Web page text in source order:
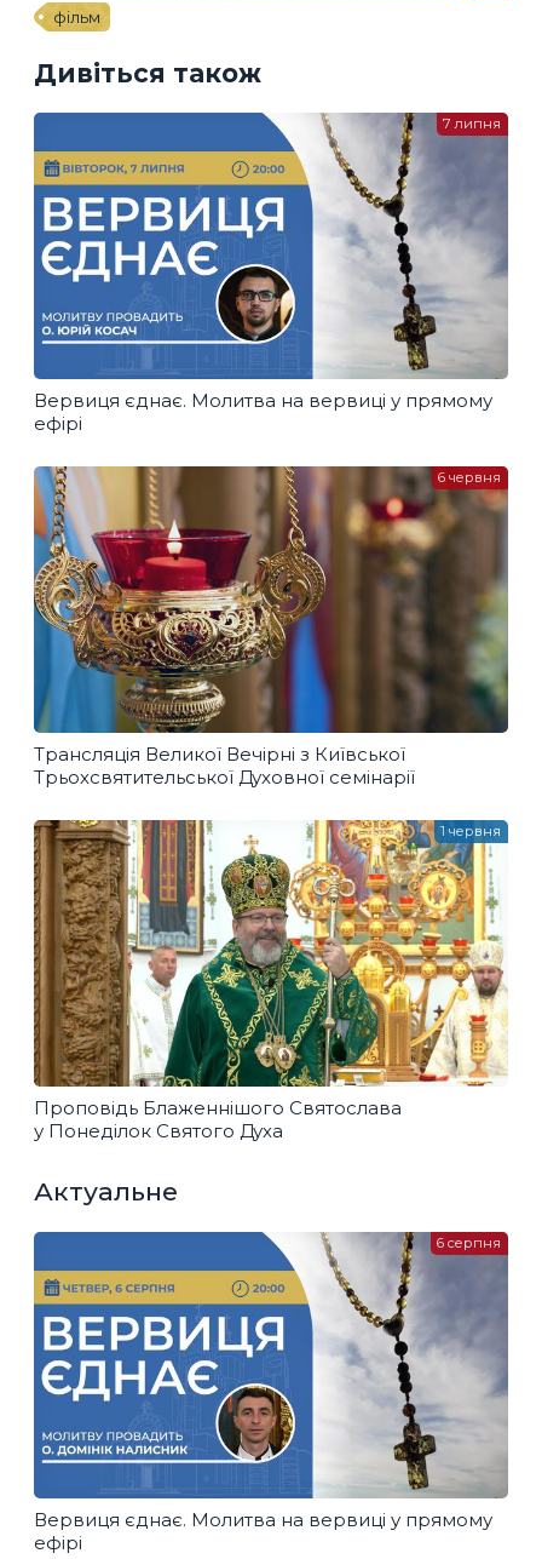
фільм
Дивіться також
Вервиця єднає. Молитва на вервиці у прямому
ефірі
7 липня
Трансляція Великої Вечірні з Київської
Трьохсвятительської Духовної семінарії
6 червня
Проповідь Блаженнішого Святослава
у Понеділок Святого Духа
1 червня
Актуальне
Вервиця єднає. Молитва на вервиці у прямому
ефірі
6 серпня